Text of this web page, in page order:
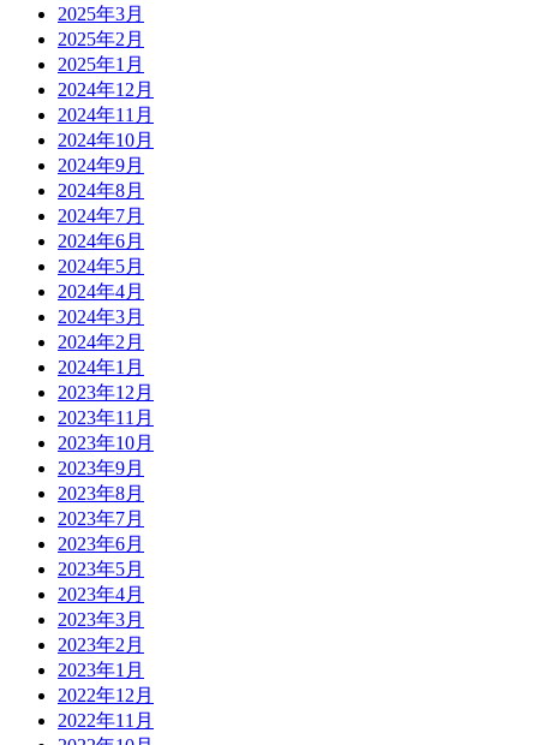
2025年3月
2025年2月
2025年1月
2024年12月
2024年11月
2024年10月
2024年9月
2024年8月
2024年7月
2024年6月
2024年5月
2024年4月
2024年3月
2024年2月
2024年1月
2023年12月
2023年11月
2023年10月
2023年9月
2023年8月
2023年7月
2023年6月
2023年5月
2023年4月
2023年3月
2023年2月
2023年1月
2022年12月
2022年11月